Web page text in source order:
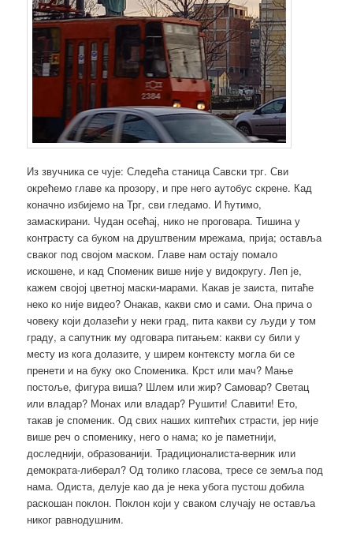
Из звучника се чује: Следећа станица Савски трг. Сви
окрећемо главе ка прозору, и пре него аутобус скрене. Кад
коначно избијемо на Трг, сви гледамо. И ћутимо,
замаскирани. Чудан осећај, нико не проговара. Тишина у
контрасту са буком на друштвеним мрежама, прија; оставља
сваког под својом маском. Главе нам остају помало
искошене, и кад Споменик више није у видокругу. Леп је,
кажем својој цветној маски-марами. Какав је заиста, питаће
неко ко није видео? Онакав, какви смо и сами. Она прича о
човеку који долазећи у неки град, пита какви су људи у том
граду, а сапутник му одговара питањем: какви су били у
месту из кога долазите, у ширем контексту могла би се
пренети и на буку око Споменика. Крст или мач? Мање
постоље, фигура виша? Шлем или жир? Самовар? Светац
или владар? Монах или владар? Рушити! Славити! Ето,
такав је споменик. Од свих наших киптећих страсти, јер није
више реч о споменику, него о нама; ко је паметнији,
доследнији, образованији. Традиционалиста-верник или
демократа-либерал? Од толико гласова, тресе се земља под
нама. Одиста, делује као да је нека убога пустош добила
раскошан поклон. Поклон који у сваком случају не оставља
никог равнодушним.